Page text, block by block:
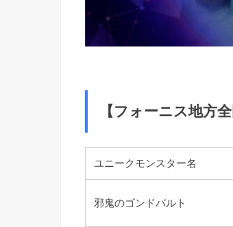
【フォーニス地方全
ユニークモンスター名
邪鬼のゴンドバルト